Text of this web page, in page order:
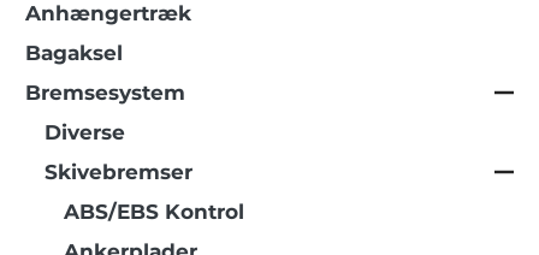
Anhængertræk
Bagaksel
Bremsesystem
Diverse
Skivebremser
ABS/EBS Kontrol